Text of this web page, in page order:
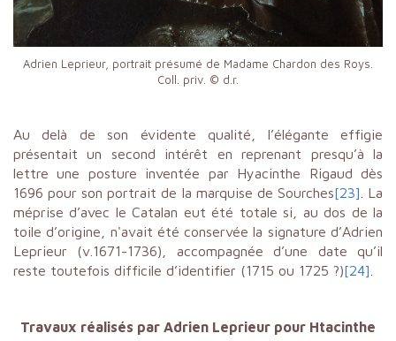
Adrien Leprieur, portrait présumé de Madame Chardon des Roys.
Coll. priv. © d.r.
Au delà de son évidente qualité, l’élégante effigie
présentait un second intérêt en reprenant presqu’à la
lettre une posture inventée par Hyacinthe Rigaud dès
1696 pour son portrait de la marquise de Sourches[23]
. La
méprise d’avec le Catalan eut été totale si, au dos de la
toile d’origine, n'avait été conservée la signature d’Adrien
Leprieur (v.1671-1736), accompagnée d’une date qu’il
reste toutefois difficile d’identifier (1715 ou 1725 ?)[24]
Travaux réalisés par Adrien Leprieur pour Htacinthe